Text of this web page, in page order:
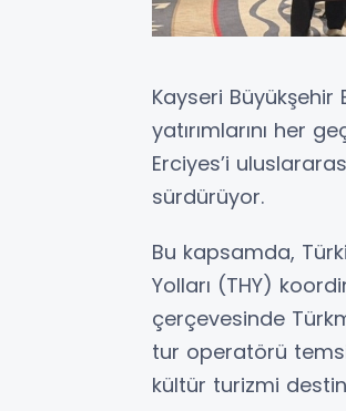
Kayseri Büyükşehir
yatırımlarını her
Erciyes’i
sürdürüyor.
Bu kapsamda,
Yolları (THY)
çerçevesinde
tur operatörü
kültür turizmi